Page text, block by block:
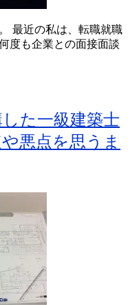
最近の私は、転職就職
度も企業との面接面談
た一級建築士
悪点を思うま